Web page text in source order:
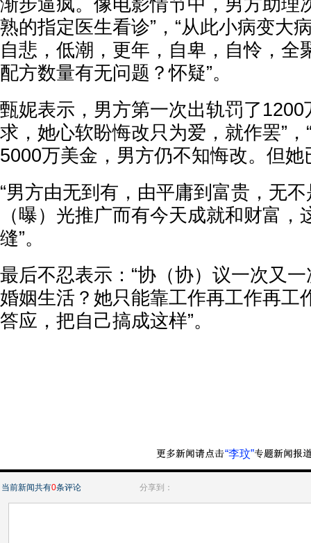
渐步逼疯。像电影情节中，男方助理
熟的指定医生看诊”，“从此小病变大
自悲，低潮，更年，自卑，自怜，全
配方数量有无问题？怀疑”。
甄妮表示，男方第一次出轨罚了1200
求，她心软盼悔改只为爱，就作罢”
5000万美金，男方仍不知悔改。但她
“男方由无到有，由平庸到富贵，无
（曝）光推广而有今天成就和财富，
缝”。
最后不忍表示：“协（协）议一次又
婚姻生活？她只能靠工作再工作再工
答应，把自己搞成这样”。
“李玟”
当前新闻共有0条评论 分享到：